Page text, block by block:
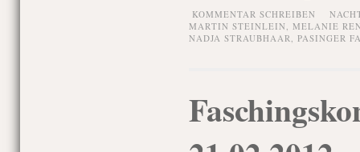
KOMMENTAR SCHREIBEN
MARTIN STEINLEIN, MELANIE
NADJA STRAUBHAAR, PASINGER